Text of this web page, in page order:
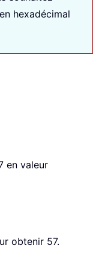
hexadécimal
en valeur
obtenir 57.